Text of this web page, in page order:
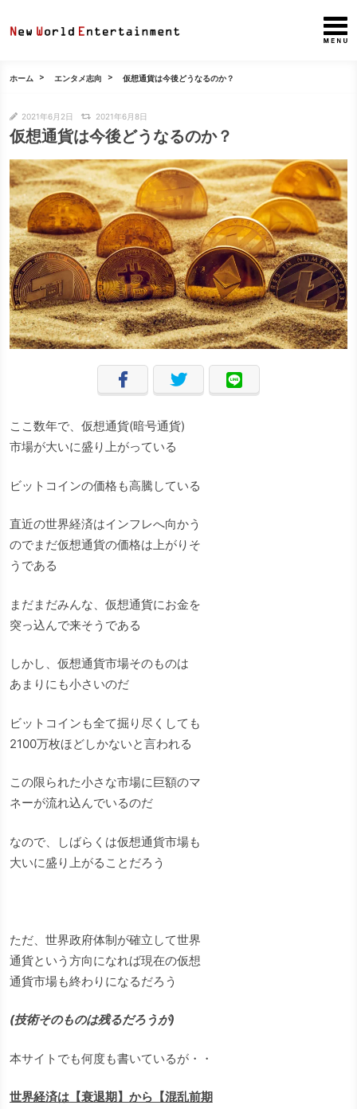
ホーム エンタメ志向 仮想通貨は今後どうなるのか？
2021年6月2日 2021年6月8日
仮想通貨は今後どうなるのか？
ここ数年で、仮想通貨(暗号通貨)
市場が大いに盛り上がっている
ビットコインの価格も高騰している
直近の世界経済はインフレへ向かう
のでまだ仮想通貨の価格は上がりそ
うである
まだまだみんな、仮想通貨にお金を
突っ込んで来そうである
しかし、仮想通貨市場そのものは
あまりにも小さいのだ
ビットコインも全て掘り尽くしても
2100万枚ほどしかないと言われる
この限られた小さな市場に巨額のマ
ネーが流れ込んでいるのだ
なので、しばらくは仮想通貨市場も
大いに盛り上がることだろう
ただ、世界政府体制が確立して世界
通貨という方向になれば現在の仮想
通貨市場も終わりになるだろう
(技術そのものは残るだろうが)
本サイトでも何度も書いているが・・
世界経済は【衰退期】から【混乱前期